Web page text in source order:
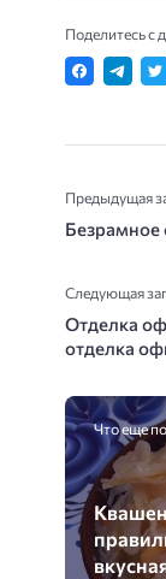
Поделитесь с
Предыдущая
Безрамное
Следующая
Отделка
отделка
Что еще